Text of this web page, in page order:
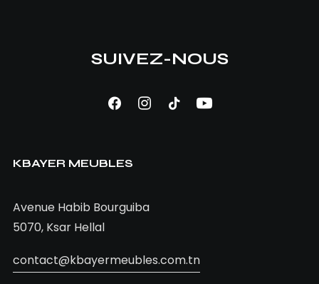
SUIVEZ-NOUS
KBAYER MEUBLES
Avenue Habib Bourguiba
5070, Ksar Hellal
contact@kbayermeubles.com.tn